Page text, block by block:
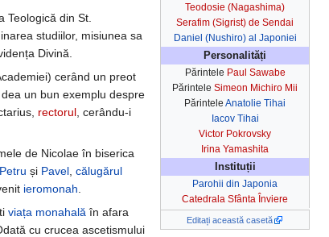
Teodosie (Nagashima)
Serafim (Sigrist) de Sendai
Daniel (Nushiro) al Japoniei
Personalități
Părintele Paul Sawabe
Părintele Simeon Michiro Mii
Părintele Anatolie Tihai
Iacov Tihai
Victor Pokrovsky
Irina Yamashita
Instituții
Parohii din Japonia
Catedrala Sfânta Înviere
Editați această casetă
Teologică din St.
studiilor, misiunea sa
Divină.
cerând un preot
un bun exemplu despre
rectorul, cerându-i
de Nicolae în biserica
Petru și Pavel, călugărul
ieromonah
viața monahală în afara
cu crucea ascetismului